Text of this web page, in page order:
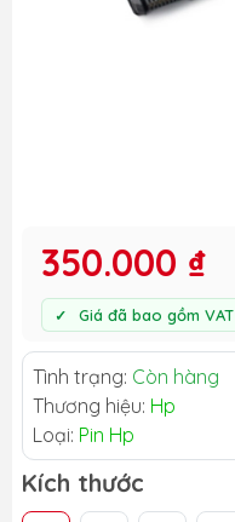
350.000 ₫
Giá đã bao gồm VAT
Tình trạng: Còn hàng
Thương hiệu: Hp
Loại: Pin Hp
Kích thước